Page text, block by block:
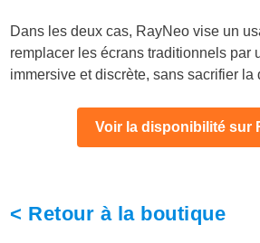
Dans les deux cas, RayNeo vise un
remplacer les écrans traditionnels par
immersive et discrète, sans sacrifier la
Voir la disponibilité sur
< Retour à la boutique